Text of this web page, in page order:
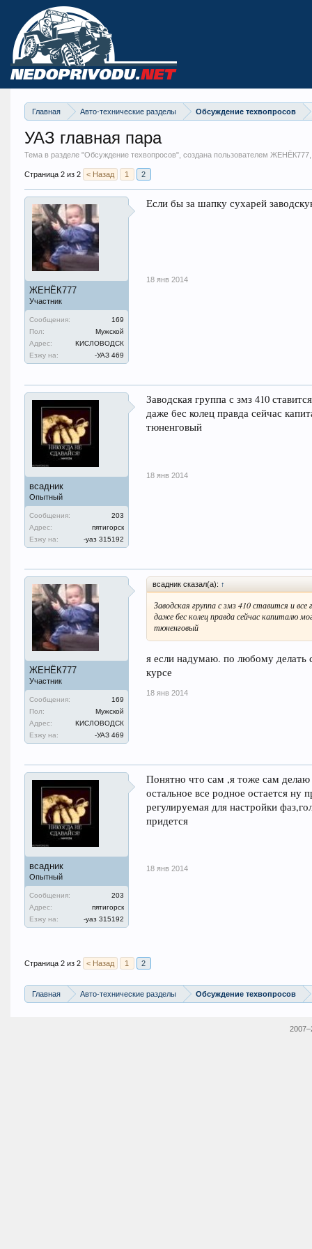
Главная Авто-технические разделы Обсуждение техвопросов
УАЗ главная пара
Тема в разделе "Обсуждение техвопросов", создана пользователем
Страница 2 из 2 < Назад 1 2
ЖЕНЁК777
Участник
Сообщения:
169
Пол:
Мужской
Адрес:
КИСЛОВОДСК
Езжу на:
-УАЗ 469
Если бы за шапку сухарей
18 янв 2014
всадник
Опытный
Сообщения:
203
Адрес:
пятигорск
Езжу на:
-уаз 315192
Заводская группа с змз 410
даже бес колец правда сейчас
тюненговый
18 янв 2014
ЖЕНЁК777
Участник
Сообщения:
169
Пол:
Мужской
Адрес:
КИСЛОВОДСК
Езжу на:
-УАЗ 469
всадник сказал(а): ↑
Заводская группа с змз 410 ставится и
даже бес колец правда сейчас капиталю
тюненговый
я если надумаю. по любому делать
курсе
18 янв 2014
всадник
Опытный
Сообщения:
203
Адрес:
пятигорск
Езжу на:
-уаз 315192
Понятно что сам ,я тоже сам
остальное все родное остается ну
регулируемая для настройки
придется
18 янв 2014
Страница 2 из 2 < Назад 1 2
Главная Авто-технические разделы Обсуждение техвопросов
2007–